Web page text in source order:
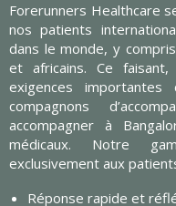
Forerunners Healthcare
nos patients
dans le monde, y
et africains. Ce
exigences
compagnons
accompagner à
médicaux. Notre
exclusivement aux
Réponse rapide et